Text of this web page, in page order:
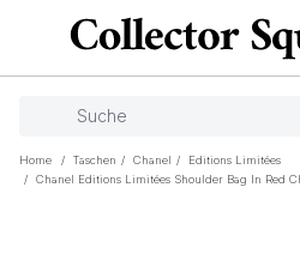
Home / Taschen / Chanel /
Editions Limitées
/
Chanel Editions Limitées Shoulder Bag In Red